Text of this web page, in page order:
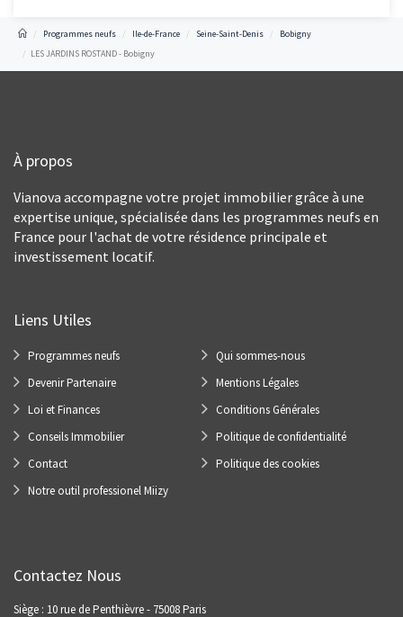
Programmes neufs Ile-de-France Seine-Saint-Denis
Bobigny
LES JARDINS ROSTAND - Bobigny
À propos
Vianova accompagne votre projet immobilier grâce à une
expertise unique, spécialisée dans les programmes neufs en
France pour l'achat de votre résidence principale et
investissement locatif.
Liens Utiles
Programmes neufs
Devenir Partenaire
Loi et Finances
Conseils Immobilier
Contact
Notre outil professionel Miizy
Qui sommes-nous
Mentions Légales
Conditions Générales
Politique de confidentialité
Politique des cookies
Contactez Nous
Siège : 10 rue de Penthièvre - 75008 Paris